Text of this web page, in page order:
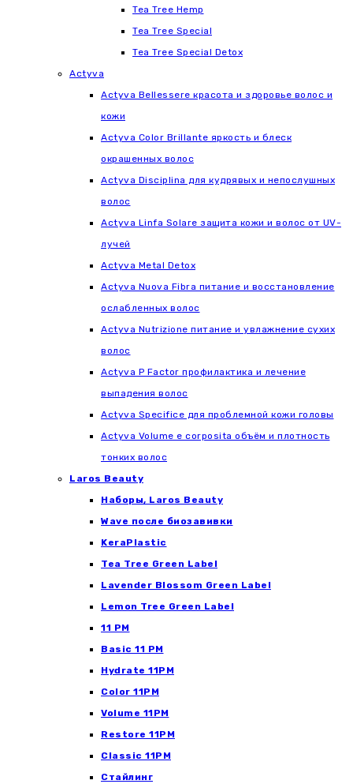
Tea Tree Hemp
Tea Tree Special
Tea Tree Special Detox
Actyva
Actyva Bellessere красота и здоровье волос и
кожи
Actyva Color Brillante яркость и блеск
окрашенных волос
Actyva Disciplina для кудрявых и непослушных
волос
Actyva Linfa Solare защита кожи и волос от UV-
лучей
Actyva Metal Detox
Actyva Nuova Fibra питание и восстановление
ослабленных волос
Actyva Nutrizione питание и увлажнение сухих
волос
Actyva P Factor профилактика и лечение
выпадения волос
Actyva Specifice для проблемной кожи головы
Actyva Volume e corposita объём и плотность
тонких волос
Laros Beauty
Наборы, Laros Beauty
Wave после биозавивки
KeraPlastic
Tea Tree Green Label
Lavender Blossom Green Label
Lemon Tree Green Label
11 PM
Basic 11 PM
Hydrate 11PM
Color 11PM
Volume 11PM
Restore 11PM
Classic 11PM
Стайлинг